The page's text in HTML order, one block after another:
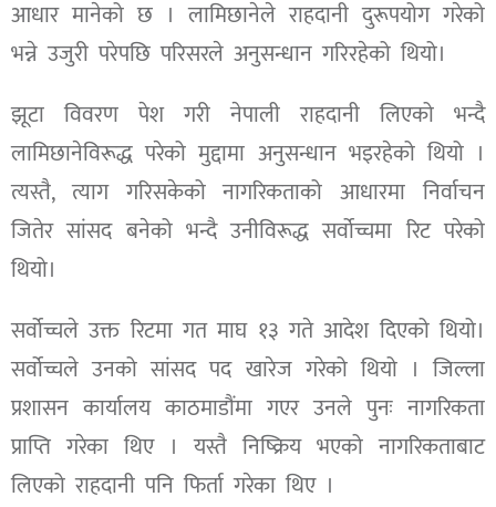
आधार मानेको छ । लामिछानेले राहदानी दुरूपयोग गरेको
भन्ने उजुरी परेपछि परिसरले अनुसन्धान गरिरहेको थियो।
झूटा विवरण पेश गरी नेपाली राहदानी लिएको भन्दै
लामिछानेविरूद्ध परेको मुद्दामा अनुसन्धान भइरहेको थियो ।
त्यस्तै, त्याग गरिसकेको नागरिकताको आधारमा निर्वाचन
जितेर सांसद बनेको भन्दै उनीविरूद्ध सर्वोच्चमा रिट परेको
थियो।
सर्वोच्चले उक्त रिटमा गत माघ १३ गते आदेश दिएको थियो।
सर्वोच्चले उनको सांसद पद खारेज गरेको थियो । जिल्ला
प्रशासन कार्यालय काठमाडौंमा गएर उनले पुनः नागरिकता
प्राप्ति गरेका थिए । यस्तै निष्क्रिय भएको नागरिकताबाट
लिएको राहदानी पनि फिर्ता गरेका थिए ।